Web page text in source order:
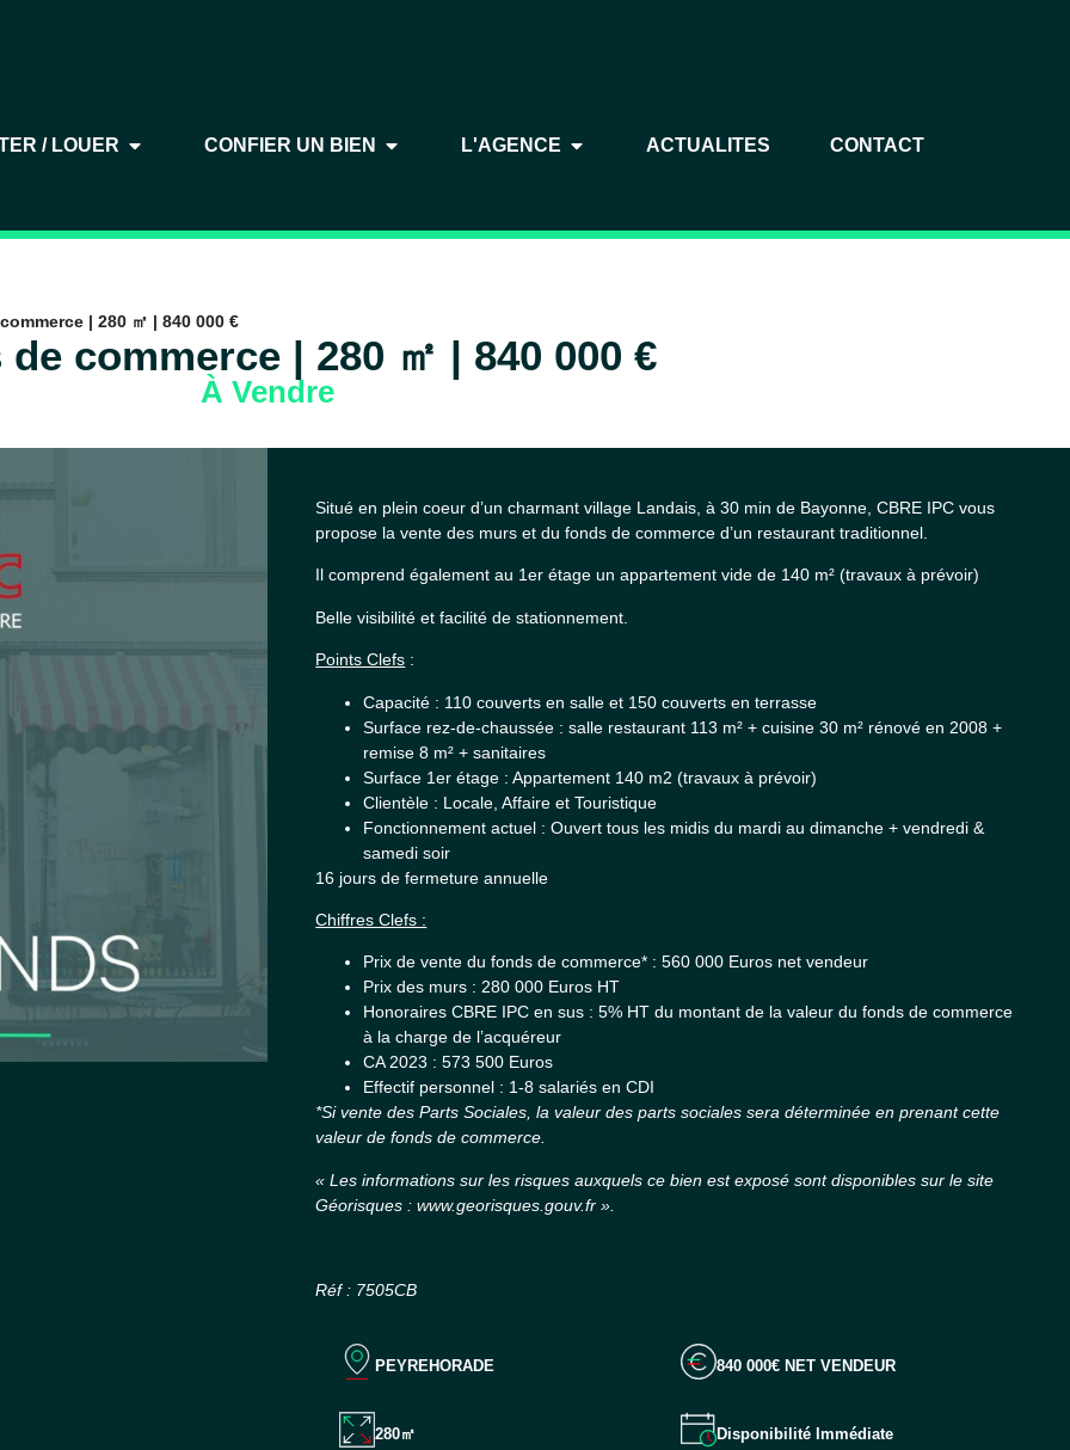
/ LOUER CONFIER UN BIEN L'AGENCE ACTUALITES CONTACT
| 280 ㎡ | 840 000 €
de commerce | 280 ㎡ | 840 000 €
À Vendre
Situé en plein coeur d’un charmant village Landais, à 30 min de Bayonne, CBRE IPC vous
propose la vente des murs et du fonds de commerce d’un restaurant traditionnel.
Il comprend également au 1er étage un appartement vide de 140 m² (travaux à prévoir)
Belle visibilité et facilité de stationnement.
Points Clefs :
Capacité : 110 couverts en salle et 150 couverts en terrasse
Surface rez-de-chaussée : salle restaurant 113 m² + cuisine 30 m² rénové en 2008 +
remise 8 m² + sanitaires
Surface 1er étage : Appartement 140 m2 (travaux à prévoir)
Clientèle : Locale, Affaire et Touristique
Fonctionnement actuel : Ouvert tous les midis du mardi au dimanche + vendredi &
samedi soir
16 jours de fermeture annuelle
Chiffres Clefs :
Prix de vente du fonds de commerce* : 560 000 Euros net vendeur
Prix des murs : 280 000 Euros HT
Honoraires CBRE IPC en sus : 5% HT du montant de la valeur du fonds de commerce
à la charge de l’acquéreur
CA 2023 : 573 500 Euros
Effectif personnel : 1-8 salariés en CDI
*Si vente des Parts Sociales, la valeur des parts sociales sera déterminée en prenant cette
valeur de fonds de commerce.
« Les informations sur les risques auxquels ce bien est exposé sont disponibles sur le site
Géorisques : www.georisques.gouv.fr ».
Réf : 7505CB
PEYREHORADE 840 000€ NET VENDEUR
280㎡ Disponibilité Immédiate